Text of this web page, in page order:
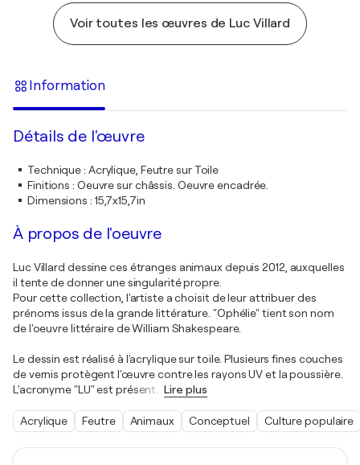
Voir toutes les œuvres de Luc Villard
Information
Détails de l'œuvre
Technique: Acrylique, Feutre sur Toile
Finitions : Oeuvre sur châssis. Oeuvre encadrée.
Dimensions : 15,7x15,7in
À propos de l'oeuvre
Luc Villard dessine ces étranges animaux depuis 2012, auxquelles
il tente de donner une singularité propre.
Pour cette collection, l'artiste a choisit de leur attribuer des
prénoms issus de la grande littérature. "Ophélie" tient son nom
de l'oeuvre littéraire de William Shakespeare.
Le dessin est réalisé à l'acrylique sur toile. Plusieurs fines couches
de vernis protègent l'œuvre contre les rayons UV et la poussière.
L'acronyme "LU" est présent
Lire plus
Acrylique Feutre Animaux Conceptuel Culture populaire